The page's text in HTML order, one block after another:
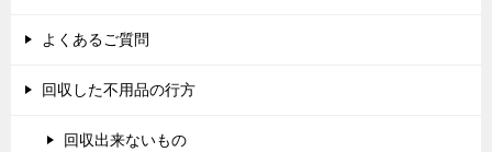
よくあるご質問
回収した不用品の行方
回収出来ないもの